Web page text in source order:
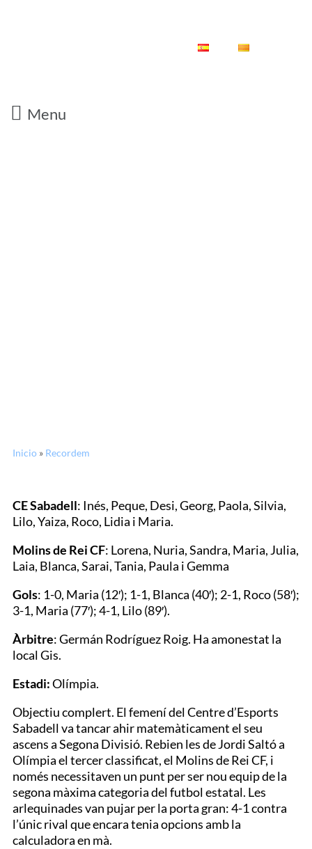
Menu
Inicio » Recordem
CE Sabadell: Inés, Peque, Desi, Georg, Paola, Silvia,
Lilo, Yaiza, Roco, Lidia i Maria.
Molins de Rei CF: Lorena, Nuria, Sandra, Maria, Julia,
Laia, Blanca, Sarai, Tania, Paula i Gemma
Gols: 1-0, Maria (12′); 1-1, Blanca (40′); 2-1, Roco (58′);
3-1, Maria (77′); 4-1, Lilo (89′).
Àrbitre: Germán Rodríguez Roig. Ha amonestat la
local Gis.
Estadi:Olímpia.
Objectiu complert. El femení del Centre d’Esports
Sabadell va tancar ahir matemàticament el seu
ascens a Segona Divisió. Rebien les de Jordi Saltó a
Olímpia el tercer classificat, el Molins de Rei CF, i
només necessitaven un punt per ser nou equip de la
segona màxima categoria del futbol estatal. Les
arlequinades van pujar per la porta gran: 4-1 contra
l’únic rival que encara tenia opcions amb la
calculadora en mà.